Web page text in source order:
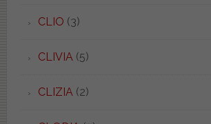
CLIO (3)
CLIVIA (5)
CLIZIA (2)